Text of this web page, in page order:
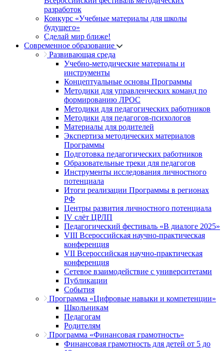
разработок
Конкурс «Учебные материалы для школы
будущего»
Сделай мир ближе!
Современное образование
Развивающая среда
Учебно-методические материалы и
инструменты
Концептуальные основы Программы
Методики для управленческих команд по
формированию ЛРОС
Методики для педагогических работников
Методики для педагогов-психологов
Материалы для родителей
Экспертиза методических материалов
Программы
Подготовка педагогических работников
Образовательные треки для педагогов
Инструменты исследования личностного
потенциала
Итоги реализации Программы в регионах
РФ
Центры развития личностного потенциала
IV слёт ЦРЛП
Педагогический фестиваль «В диалоге 2025»
VIII Всероссийская научно-практическая
конференция
VII Всероссийская научно-практическая
конференция
Сетевое взаимодействие с университетами
Публикации
События
Программа «Цифровые навыки и компетенции»
Школьникам
Педагогам
Родителям
Программа «Финансовая грамотность»
Финансовая грамотность для детей от 5 до